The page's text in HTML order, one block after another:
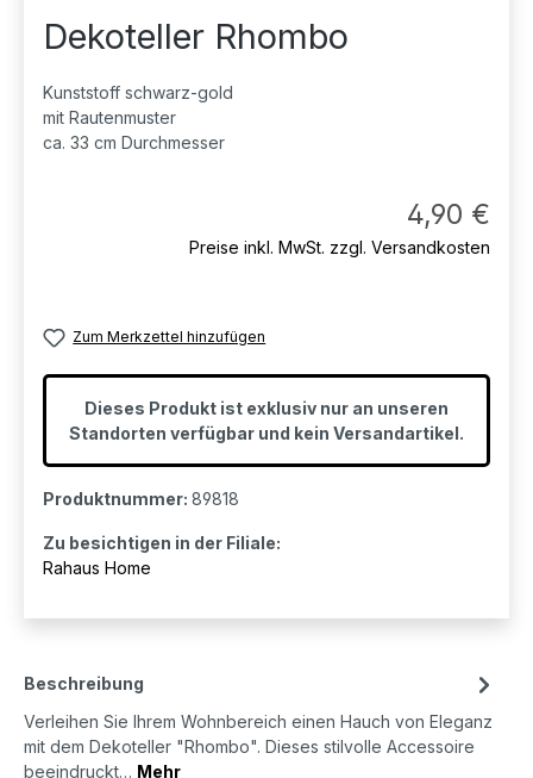
Dekoteller Rhombo
Kunststoff schwarz-gold
mit Rautenmuster
ca. 33 cm Durchmesser
4,90 €
Preise inkl. MwSt. zzgl. Versandkosten
Zum Merkzettel hinzufügen
Dieses Produkt ist exklusiv nur an unseren
Standorten verfügbar und kein Versandartikel.
Produktnummer: 89818
Zu besichtigen in der Filiale:
Rahaus Home
Beschreibung
Verleihen Sie Ihrem Wohnbereich einen Hauch von Eleganz
mit dem Dekoteller "Rhombo". Dieses stilvolle Accessoire
beeindruckt… Mehr